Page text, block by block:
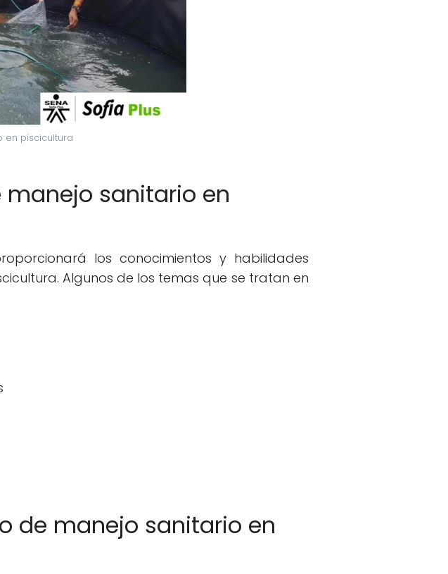
en piscicultura
manejo sanitario en
los conocimientos y habilidades
Algunos de los temas que se tratan en
de manejo sanitario en